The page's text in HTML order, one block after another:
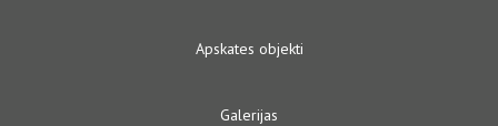
Apskates objekti
Galerijas